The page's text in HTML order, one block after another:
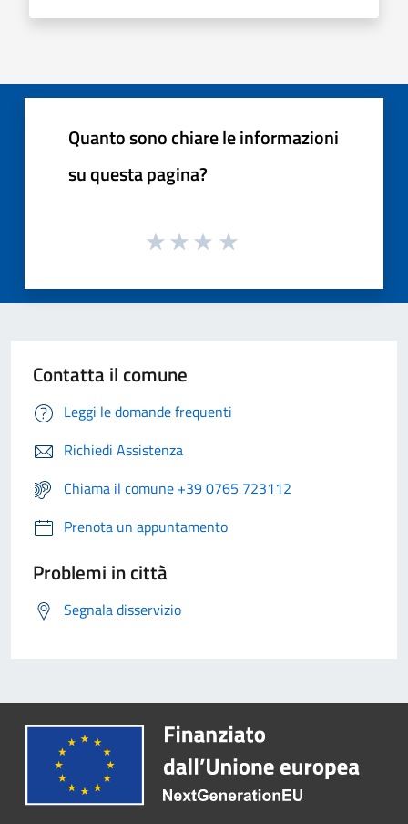
Quanto sono chiare le informazioni
su questa pagina?
Contatta il comune
Leggi le domande frequenti
Richiedi Assistenza
Chiama il comune +39 0765 723112
Prenota un appuntamento
Problemi in città
Segnala disservizio